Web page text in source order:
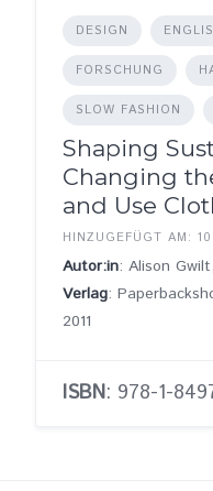
DESIGN
FORSCHUNG
SLOW FASHION
Shaping
Changing
and Use
HINZUGEFÜGT AM:
Autor:in: Alison
Verlag:
2011
ISBN: 978-1-